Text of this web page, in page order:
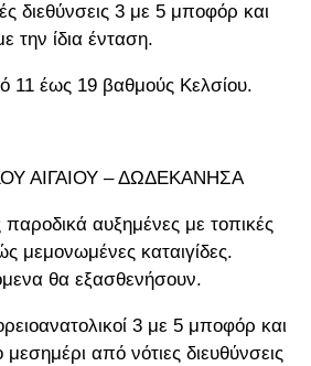
διεθύνσεις 3 με 5 μποφόρ και
την ίδια ένταση.
11 έως 19 βαθμούς Κελσίου.
ΑΙΓΑΙΟΥ – ΔΩΔΕΚΑΝΗΣΑ
αυξημένες με τοπικές
μεμονωμένες καταιγίδες.
θα εξασθενήσουν.
3 με 5 μποφόρ και
μεσημέρι από νότιες διευθύνσεις